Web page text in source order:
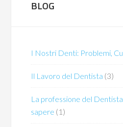
BLOG
I Nostri Denti: Problemi,
Il Lavoro del Dentista (3)
La professione del
sapere (1)